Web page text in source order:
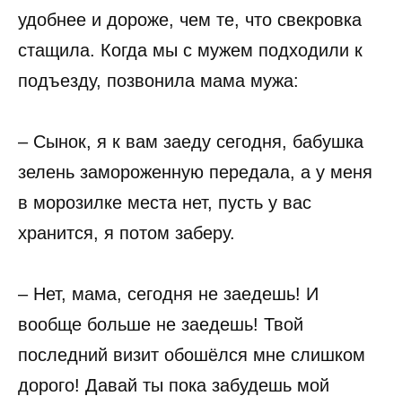
удобнее и дороже, чем те, что свекровка
стащила. Когда мы с мужем подходили к
подъезду, позвонила мама мужа:
– Сынок, я к вам заеду сегодня, бабушка
зелень замороженную передала, а у меня
в морозилке места нет, пусть у вас
хранится, я потом заберу.
– Нет, мама, сегодня не заедешь! И
вообще больше не заедешь! Твой
последний визит обошёлся мне слишком
дорого! Давай ты пока забудешь мой